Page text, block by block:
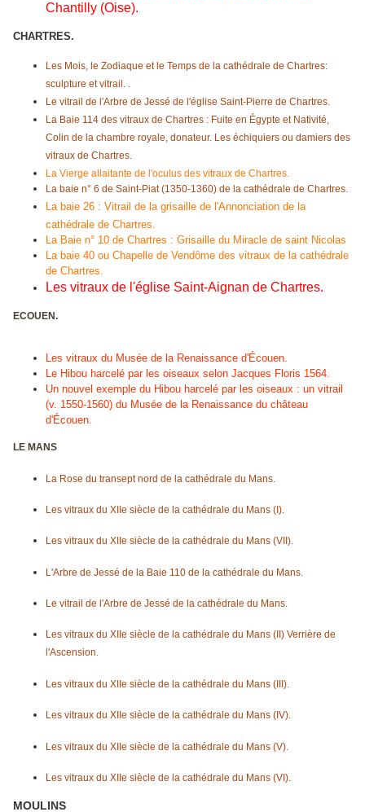
Chantilly (Oise).
CHARTRES.
Les Mois, le Zodiaque et le Temps de la cathédrale de Chartres:
sculpture et vitrail. .
Le vitrail de l'Arbre de Jessé de l'église Saint-Pierre de Chartres.
La Baie 114 des vitraux de Chartres : Fuite en Égypte et Nativité,
Colin de la chambre royale, donateur. Les échiquiers ou damiers des
vitraux de Chartres.
La Vierge allaitante de l'oculus des vitraux de Chartres.
La baie n° 6 de Saint-Piat (1350-1360) de la cathédrale de Chartres.
La baie 26 : Vitrail de la grisaille de l'Annonciation de la
cathédrale de Chartres.
La Baie n° 10 de Chartres : Grisaille du Miracle de saint Nicolas
La baie 40 ou Chapelle de Vendôme des vitraux de la cathédrale
de Chartres.
Les vitraux de l'église Saint-Aignan de Chartres.
ECOUEN.
Les vitraux du Musée de la Renaissance d'Écouen.
Le Hibou harcelé par les oiseaux selon Jacques Floris 1564.
Un nouvel exemple du Hibou harcelé par les oiseaux : un vitrail
(v. 1550-1560) du Musée de la Renaissance du château
d'Écouen.
LE MANS
La Rose du transept nord de la cathédrale du Mans.
Les vitraux du XIIe siècle de la cathédrale du Mans (I).
Les vitraux du XIIe siècle de la cathédrale du Mans (VII).
L'Arbre de Jessé de la Baie 110 de la cathédrale du Mans.
Le vitrail de l'Arbre de Jessé de la cathédrale du Mans.
Les vitraux du XIIe siècle de la cathédrale du Mans (II) Verrière de
l'Ascension.
Les vitraux du XIIe siècle de la cathédrale du Mans (III).
Les vitraux du XIIe siècle de la cathédrale du Mans (IV).
Les vitraux du XIIe siècle de la cathédrale du Mans (V).
Les vitraux du XIIe siècle de la cathédrale du Mans (VI).
MOULINS